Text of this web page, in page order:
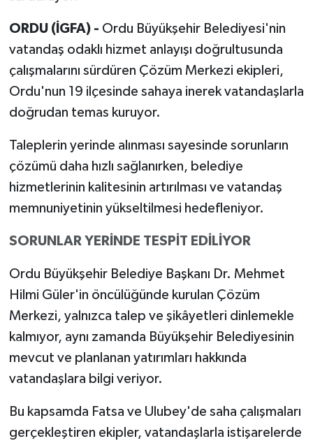
ORDU (İGFA) - Ordu Büyükşehir Belediyesi'nin
vatandaş odaklı hizmet anlayışı doğrultusunda
çalışmalarını sürdüren Çözüm Merkezi ekipleri,
Ordu'nun 19 ilçesinde sahaya inerek vatandaşlarla
doğrudan temas kuruyor.
Taleplerin yerinde alınması sayesinde sorunların
çözümü daha hızlı sağlanırken, belediye
hizmetlerinin kalitesinin artırılması ve vatandaş
memnuniyetinin yükseltilmesi hedefleniyor.
SORUNLAR YERİNDE TESPİT EDİLİYOR
Ordu Büyükşehir Belediye Başkanı Dr. Mehmet
Hilmi Güler'in öncülüğünde kurulan Çözüm
Merkezi, yalnızca talep ve şikâyetleri dinlemekle
kalmıyor, aynı zamanda Büyükşehir Belediyesinin
mevcut ve planlanan yatırımları hakkında
vatandaşlara bilgi veriyor.
Bu kapsamda Fatsa ve Ulubey'de saha çalışmaları
gerçekleştiren ekipler, vatandaşlarla istişarelerde